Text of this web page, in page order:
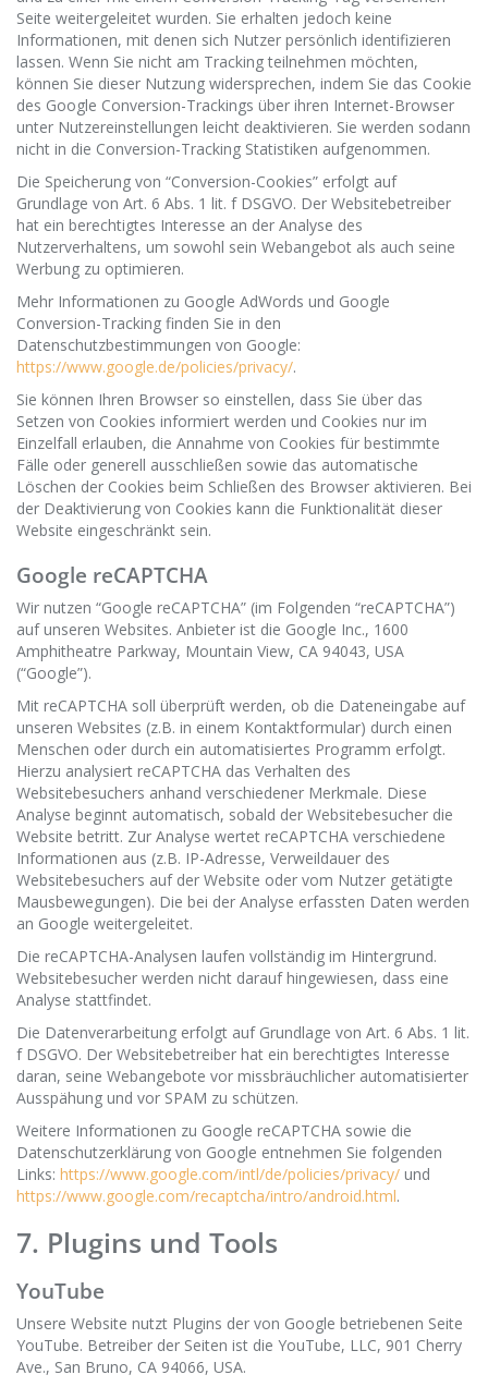
Seite weitergeleitet wurden. Sie erhalten jedoch keine
Informationen, mit denen sich Nutzer persönlich identifizieren
lassen. Wenn Sie nicht am Tracking teilnehmen möchten,
können Sie dieser Nutzung widersprechen, indem Sie das Cookie
des Google Conversion-Trackings über ihren Internet-Browser
unter Nutzereinstellungen leicht deaktivieren. Sie werden sodann
nicht in die Conversion-Tracking Statistiken aufgenommen.
Die Speicherung von “Conversion-Cookies” erfolgt auf
Grundlage von Art. 6 Abs. 1 lit. f DSGVO. Der Websitebetreiber
hat ein berechtigtes Interesse an der Analyse des
Nutzerverhaltens, um sowohl sein Webangebot als auch seine
Werbung zu optimieren.
Mehr Informationen zu Google AdWords und Google
Conversion-Tracking finden Sie in den
Datenschutzbestimmungen von Google:
https://www.google.de/policies/privacy/.
Sie können Ihren Browser so einstellen, dass Sie über das
Setzen von Cookies informiert werden und Cookies nur im
Einzelfall erlauben, die Annahme von Cookies für bestimmte
Fälle oder generell ausschließen sowie das automatische
Löschen der Cookies beim Schließen des Browser aktivieren. Bei
der Deaktivierung von Cookies kann die Funktionalität dieser
Website eingeschränkt sein.
Google reCAPTCHA
Wir nutzen “Google reCAPTCHA” (im Folgenden “reCAPTCHA”)
auf unseren Websites. Anbieter ist die Google Inc., 1600
Amphitheatre Parkway, Mountain View, CA 94043, USA
(“Google”).
Mit reCAPTCHA soll überprüft werden, ob die Dateneingabe auf
unseren Websites (z.B. in einem Kontaktformular) durch einen
Menschen oder durch ein automatisiertes Programm erfolgt.
Hierzu analysiert reCAPTCHA das Verhalten des
Websitebesuchers anhand verschiedener Merkmale. Diese
Analyse beginnt automatisch, sobald der Websitebesucher die
Website betritt. Zur Analyse wertet reCAPTCHA verschiedene
Informationen aus (z.B. IP-Adresse, Verweildauer des
Websitebesuchers auf der Website oder vom Nutzer getätigte
Mausbewegungen). Die bei der Analyse erfassten Daten werden
an Google weitergeleitet.
Die reCAPTCHA-Analysen laufen vollständig im Hintergrund.
Websitebesucher werden nicht darauf hingewiesen, dass eine
Analyse stattfindet.
Die Datenverarbeitung erfolgt auf Grundlage von Art. 6 Abs. 1 lit.
f DSGVO. Der Websitebetreiber hat ein berechtigtes Interesse
daran, seine Webangebote vor missbräuchlicher automatisierter
Ausspähung und vor SPAM zu schützen.
Weitere Informationen zu Google reCAPTCHA sowie die
Datenschutzerklärung von Google entnehmen Sie folgenden
Links: https://www.google.com/intl/de/policies/privacy/ und
https://www.google.com/recaptcha/intro/android.html.
7. Plugins und Tools
YouTube
Unsere Website nutzt Plugins der von Google betriebenen Seite
YouTube. Betreiber der Seiten ist die YouTube, LLC, 901 Cherry
Ave., San Bruno, CA 94066, USA.